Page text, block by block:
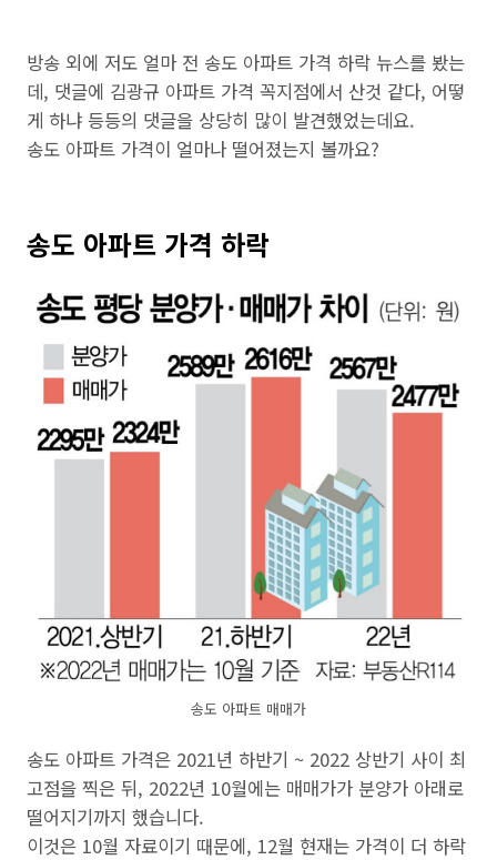
방송 외에 저도 얼마 전 송도 아파트 가격 하락 뉴스를 봤는
데, 댓글에 김광규 아파트 가격 꼭지점에서 산것 같다, 어떻
게 하냐 등등의 댓글을 상당히 많이 발견했었는데요.
송도 아파트 가격이 얼마나 떨어졌는지 볼까요?
송도 아파트 가격 하락
송도 아파트 매매가
송도 아파트 가격은 2021년 하반기 ~ 2022 상반기 사이 최
고점을 찍은 뒤, 2022년 10월에는 매매가가 분양가 아래로
떨어지기까지 했습니다.
이것은 10월 자료이기 때문에, 12월 현재는 가격이 더 하락